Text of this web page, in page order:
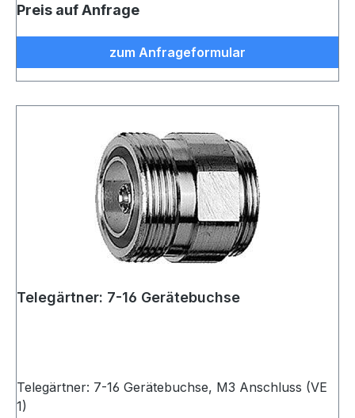
Preis auf Anfrage
zum Anfrageformular
Telegärtner: 7-16 Gerätebuchse
Telegärtner: 7-16 Gerätebuchse, M3 Anschluss (VE
1)